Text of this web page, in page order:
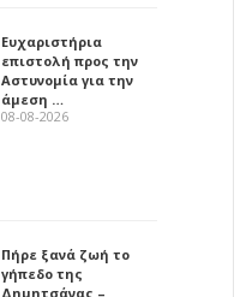
Ευχαριστήρια
επιστολή προς την
Αστυνομία για την
άμεση …
08-08-2026
Πήρε ξανά ζωή το
γήπεδο της
Δημητσάνας –